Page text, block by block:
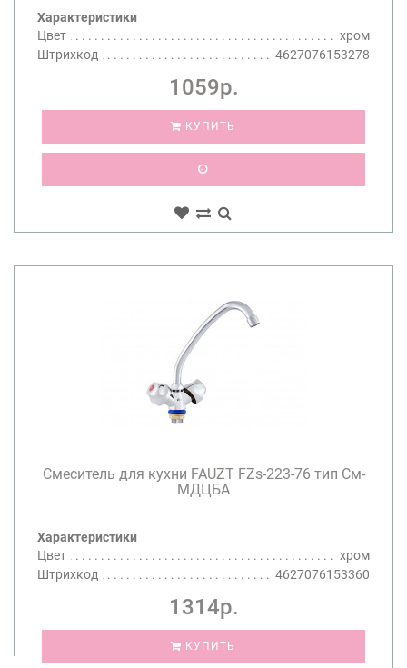
Характеристики
Цвет
хром
Штрихкод
4627076153278
1059р.
КУПИТЬ
Смеситель для кухни FAUZT FZs-223-76 тип См-
МДЦБА
Характеристики
Цвет
хром
Штрихкод
4627076153360
1314р.
КУПИТЬ